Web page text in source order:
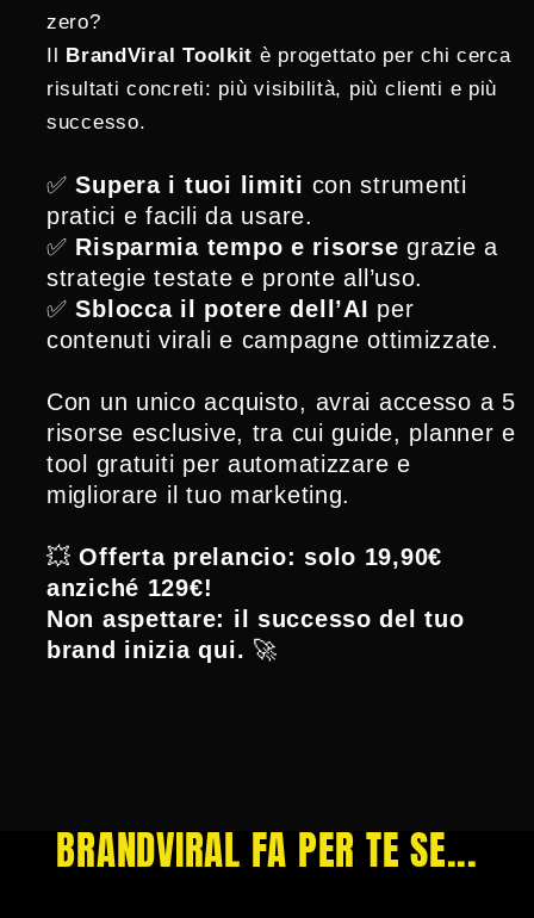
zero?
Il BrandViral Toolkit è progettato per chi cerca
risultati concreti: più visibilità, più clienti e più
successo.
✅Supera i tuoi limiti con strumenti
pratici e facili da usare.
✅ Risparmia tempo e risorse grazie a
strategie testate e pronte all’uso.
✅Sblocca il potere dell’AI per
contenuti virali e campagne ottimizzate.
Con un unico acquisto, avrai accesso a 5
risorse esclusive, tra cui guide, planner e
tool gratuiti per automatizzare e
migliorare il tuo marketing.
💥Offerta prelancio: solo 19,90€
anziché 129€!
Non aspettare: il successo del tuo
brand inizia qui. 🚀
BRANDVIRAL FA PER TE SE...